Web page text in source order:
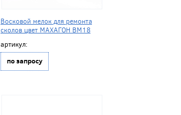
Восковой мелок для ремонта
сколов цвет МАХАГОН BM18
артикул:
по запросу